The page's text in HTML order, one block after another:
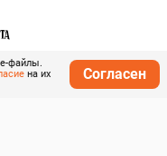
файлы.
на их
Согласен